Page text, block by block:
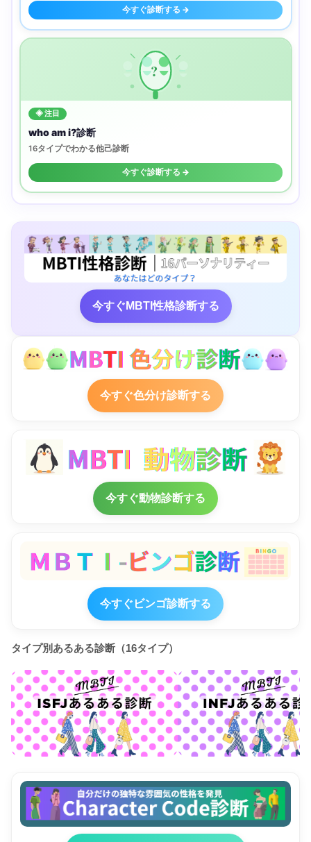
今すぐ診断する →
?
◈ 注目
who am i?診断
16タイプでわかる他己診断
今すぐ診断する →
今すぐMBTI性格診断する
今すぐ色分け診断する
今すぐ動物診断する
今すぐビンゴ診断する
タイプ別あるある診断（16タイプ）